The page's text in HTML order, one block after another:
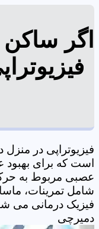
اگر
فیزیوتراپی در
است که برای
عصبی مربوط به
شامل تمرینات،
دمیرچی